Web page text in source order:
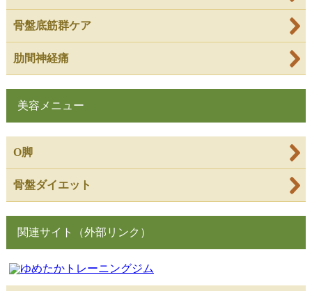
骨盤底筋群ケア
肋間神経痛
美容メニュー
O脚
骨盤ダイエット
関連サイト（外部リンク）